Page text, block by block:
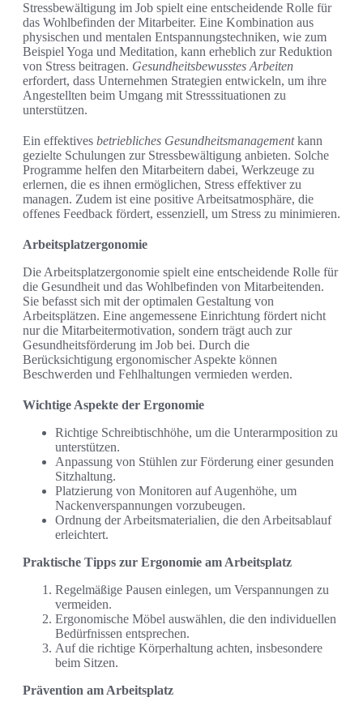
Stressbewältigung im Job spielt eine entscheidende Rolle für
das Wohlbefinden der Mitarbeiter. Eine Kombination aus
physischen und mentalen Entspannungstechniken, wie zum
Beispiel Yoga und Meditation, kann erheblich zur Reduktion
von Stress beitragen. Gesundheitsbewusstes Arbeiten
erfordert, dass Unternehmen Strategien entwickeln, um ihre
Angestellten beim Umgang mit Stresssituationen zu
unterstützen.
Ein effektives betriebliches Gesundheitsmanagementkann
gezielte Schulungen zur Stressbewältigung anbieten. Solche
Programme helfen den Mitarbeitern dabei, Werkzeuge zu
erlernen, die es ihnen ermöglichen, Stress effektiver zu
managen. Zudem ist eine positive Arbeitsatmosphäre, die
offenes Feedback fördert, essenziell, um Stress zu minimieren.
Arbeitsplatzergonomie
Die Arbeitsplatzergonomie spielt eine entscheidende Rolle für
die Gesundheit und das Wohlbefinden von Mitarbeitenden.
Sie befasst sich mit der optimalen Gestaltung von
Arbeitsplätzen. Eine angemessene Einrichtung fördert nicht
nur die Mitarbeitermotivation, sondern trägt auch zur
Gesundheitsförderung im Job bei. Durch die
Berücksichtigung ergonomischer Aspekte können
Beschwerden und Fehlhaltungen vermieden werden.
Wichtige Aspekte der Ergonomie
Richtige Schreibtischhöhe, um die Unterarmposition zu
unterstützen.
Anpassung von Stühlen zur Förderung einer gesunden
Sitzhaltung.
Platzierung von Monitoren auf Augenhöhe, um
Nackenverspannungen vorzubeugen.
Ordnung der Arbeitsmaterialien, die den Arbeitsablauf
erleichtert.
Praktische Tipps zur Ergonomie am Arbeitsplatz
Regelmäßige Pausen einlegen, um Verspannungen zu
vermeiden.
Ergonomische Möbel auswählen, die den individuellen
Bedürfnissen entsprechen.
Auf die richtige Körperhaltung achten, insbesondere
beim Sitzen.
Prävention am Arbeitsplatz